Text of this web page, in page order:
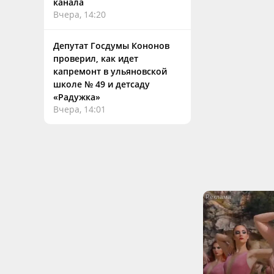
Вчера, 14:20
Депутат Госдумы Кононов
проверил, как идет
капремонт в ульяновской
школе № 49 и детсаду
«Радужка»
Вчера, 14:01